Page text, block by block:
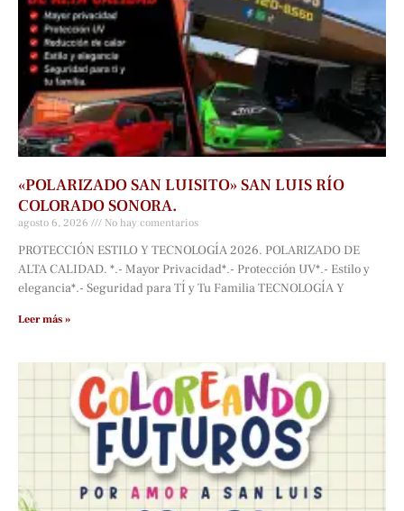
«POLARIZADO SAN LUISITO» SAN LUIS RÍO
COLORADO SONORA.
agosto 6, 2026 No hay comentarios
PROTECCIÓN ESTILO Y TECNOLOGÍA 2026. POLARIZADO DE
ALTA CALIDAD. *.- Mayor Privacidad*.- Protección UV*.- Estilo y
elegancia*.- Seguridad para TÍ y Tu Familia TECNOLOGÍA Y
Leer más »